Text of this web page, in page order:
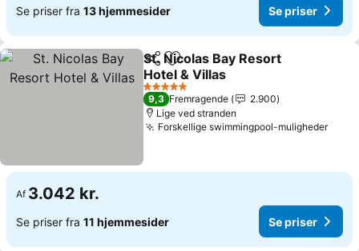
Se priser fra 13 hjemmesider Se priser
Del Føj til favoritter
St. Nicolas Bay Resort
Hotel & Villas
5 Stjerner
9,3 Fremragende
2.900
Lige ved stranden
Forskellige swimmingpool-muligheder
Af 3.042 kr.
Se priser fra 11 hjemmesider Se priser